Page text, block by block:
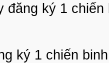
đăng ký 1 chiến
ký 1 chiến binh